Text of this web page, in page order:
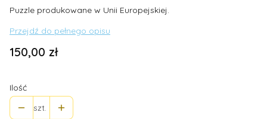
Puzzle produkowane w Unii Europejskiej.
Przejdź do pełnego opisu
Cena
150,00 zł
Ilość
szt.